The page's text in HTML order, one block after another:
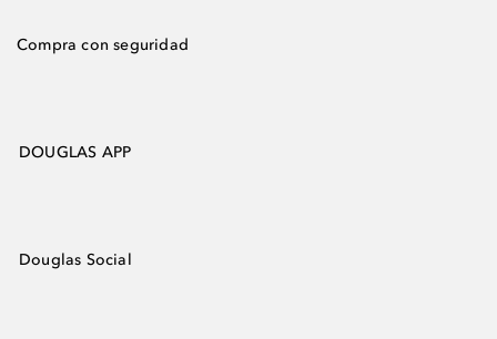
Compra con seguridad
DOUGLAS APP
Douglas Social